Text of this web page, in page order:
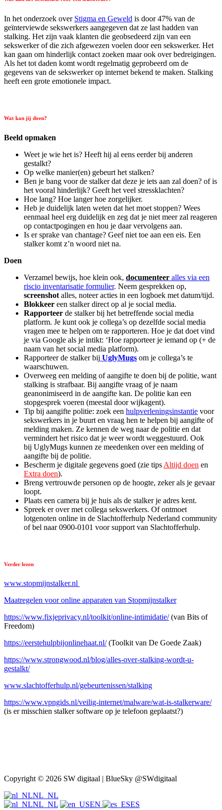
In het onderzoek over Stigma en Geweld is door 47% van de
geïnterviewde sekswerkers aangegeven dat ze last hadden van
stalking. Het zijn vaak klanten die geobsedeerd zijn van een
sekswerker of die zich afgewezen voelen door een sekswerker. Het
kan gaan om hinderlijk contact zoeken maar ook over bedreigingen.
Als het tot daden komt wordt regelmatig geprobeerd om de
gegevens van de sekswerker op internet bekend te maken. Stalking
heeft een grote emotionele impact.
Wat kan jij doen?
Beeld opmaken
Weet je wie het is? Heeft hij al eens eerder bij anderen
gestalkt?
Op welke manier(en) gebeurt het stalken?
Ben je bang voor de stalker dat deze je iets aan zal doen? of is
het vooral hinderlijk? Geeft het veel stressklachten?
Hoe lang? Hoe langer hoe zorgelijker.
Heb je duidelijk laten weten dat het moet stoppen? Wees
eenmaal heel erg duidelijk en zeg dat je niet meer zal reageren
op contactpogingen en hou je daar vervolgens aan.
Is er sprake van chantage? Geef niet toe aan een eis. Een
stalker komt z’n woord niet na.
Doen
Verzamel bewijs, hoe klein ook, documenteer alles via een
riscio inventarisatie formulier. Neem gesprekken op,
screenshot alles, noteer acties in een logboek met datum/tijd.
Blokkeer een stalker direct op al je social media.
Rapporteer de stalker bij het betreffende social media
platform. Je kunt ook je collega’s op dezelfde social media
vragen mee te helpen om te rapporteren. Hoe je dat doet vind
je via Google als je intikt: ‘Hoe rapporteer je iemand op (+ de
naam van het social media platform).
Rapporteer de stalker bij UglyMugs om je collega’s te
waarschuwen.
Overweeg een melding of aangifte te doen bij de politie, want
stalking is strafbaar. Bij aangifte vraag of je naam
geanonimiseerd in de aangifte kan. De politie kan een
stopgesprek voeren (meestal door wijkagent).
Tip bij aangifte politie: zoek een hulpverleningsinstantie voor
sekswerkers in je buurt en vraag hen te helpen bij aangifte of
melding maken. Ze kennen de weg naar de politie en dat
vermindert het risico dat je weer wordt weggestuurd. Ook
bij UglyMugs kunnen ze meedenken over een melding of
aangifte bij de politie.
Bescherm je digitale gegevens goed (zie tips Altijd doen en
Extra doen).
Breng vertrouwde personen op de hoogte, zeker als je gevaar
loopt.
Plaats een camera bij je huis als de stalker je adres kent.
Spreek er over met collega sekswerkers. Of ontmoet
lotgenoten online in de Slachtofferhulp Nederland community
of bel naar 0900-0101 voor support van Slachtofferhulp.
Verder lezen
www.stopmijnstalker.nl
Maatregelen voor online apparaten van Stopmijnstalker
https://www.fixjeprivacy.nl/toolkit/online-intimidatie/(van Bits of
Freedom)
https://eerstehulpbijonlinehaat.nl/(Toolkit van De Goede Zaak)
https://www.strongwood.nl/blog/alles-over-stalking-wordt-u-
gestalkt/
www.slachtofferhulp.nl/gebeurtenissen/stalking
https://www.vpngids.nl/veilig-internet/malware/wat-is-stalkerware/
(is er misschien stalker software op je telefoon geplaatst?)
Copyright © 2026 SW digitaal | BlueSky @SWdigitaal
NL_NL
NL_NL
EN ES